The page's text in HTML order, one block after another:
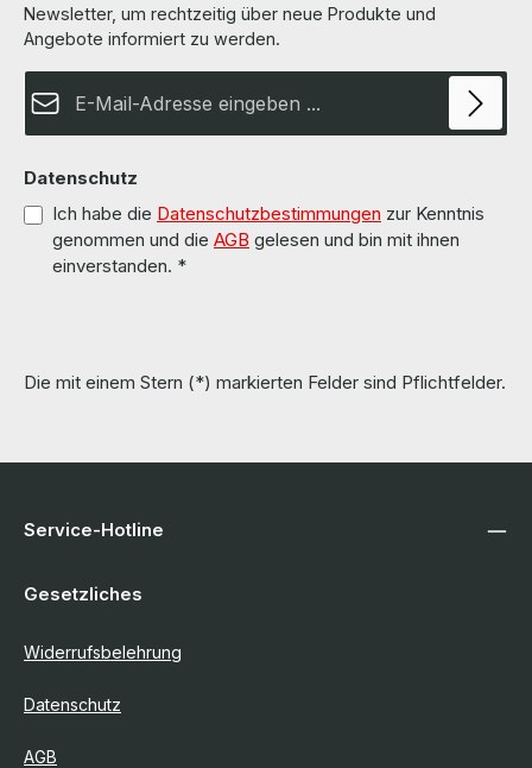
Newsletter, um rechtzeitig über neue Produkte und
Angebote informiert zu werden.
Datenschutz
Ich habe die Datenschutzbestimmungen zur Kenntnis
genommen und die AGB gelesen und bin mit ihnen
einverstanden. *
Die mit einem Stern (*) markierten Felder sind Pflichtfelder.
Service-Hotline
Gesetzliches
Widerrufsbelehrung
Datenschutz
AGB